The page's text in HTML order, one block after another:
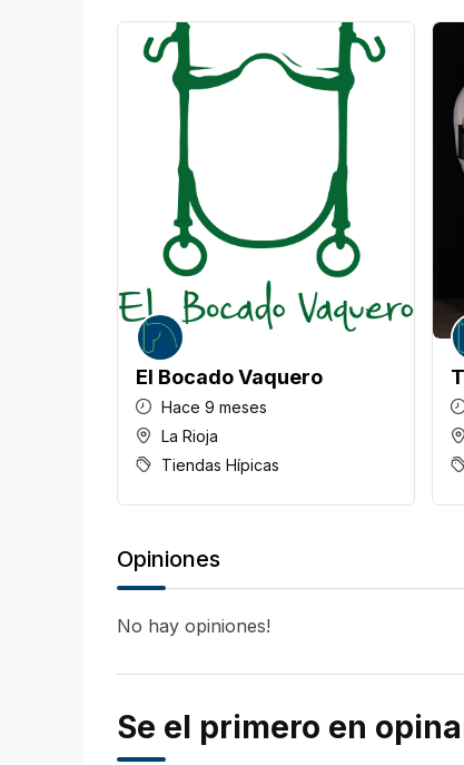
El Bocado Vaquero
Hace 9 meses
La Rioja
Tiendas Hípicas
Opiniones
No hay opiniones!
Se el primero en